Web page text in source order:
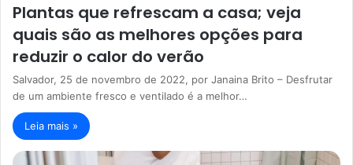
Plantas que refrescam a casa; veja
quais são as melhores opções para
reduzir o calor do verão
Salvador, 25 de novembro de 2022, por Janaina Brito – Desfrutar
de um ambiente fresco e ventilado é a melhor…
Leia mais »